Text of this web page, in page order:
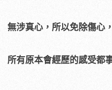
無涉真心，所以免除傷心，
所有原本會經歷的感受都